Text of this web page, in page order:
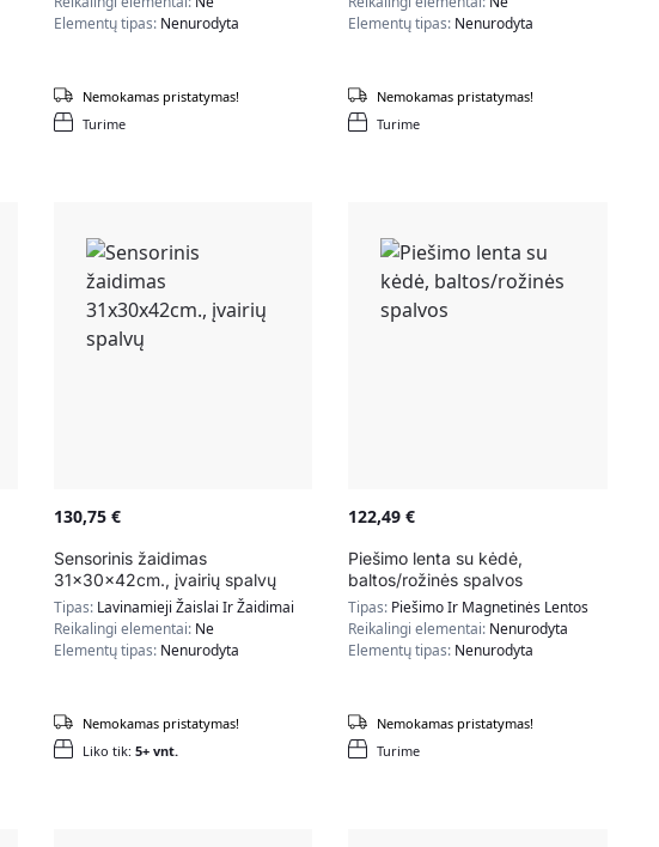
Elementų tipas: Nenurodyta
Turime
Nemokamas pristatymas!
Elementų tipas: Nenurodyta
Turime
Nemokamas pristatymas!
130,75 €
Sensorinis žaidimas
31x30x42cm., įvairių spalvų
Tipas: Lavinamieji Žaislai Ir Žaidimai
Reikalingi elementai: Ne
Elementų tipas: Nenurodyta
Liko tik: 5+ vnt.
Nemokamas pristatymas!
122,49€
Piešimo lenta su kėdė,
baltos/rožinės spalvos
Tipas: Piešimo Ir Magnetinės Lentos
Reikalingi elementai: Nenurodyta
Elementų tipas: Nenurodyta
Turime
Nemokamas pristatymas!